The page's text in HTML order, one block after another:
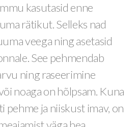
kasutasid enne
rätikut. Selleks nad
veega ning asetasid
See pehmendab
ning raseerimine
noaga on hõlpsam. Kuna
ja niiskust imav, on